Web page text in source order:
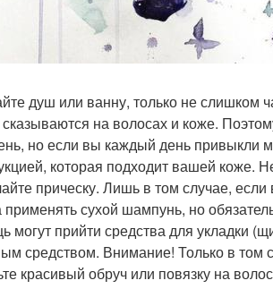
душ или ванну, только не слишком
на волосах и коже.
но если вы каждый день привыкли
которая подходит вашей коже.
прическу. Лишь в том случае,
сухой шампунь, но
могут прийти средства для укладки
средством. Внимание! Только в том
красивый обруч или повязку на